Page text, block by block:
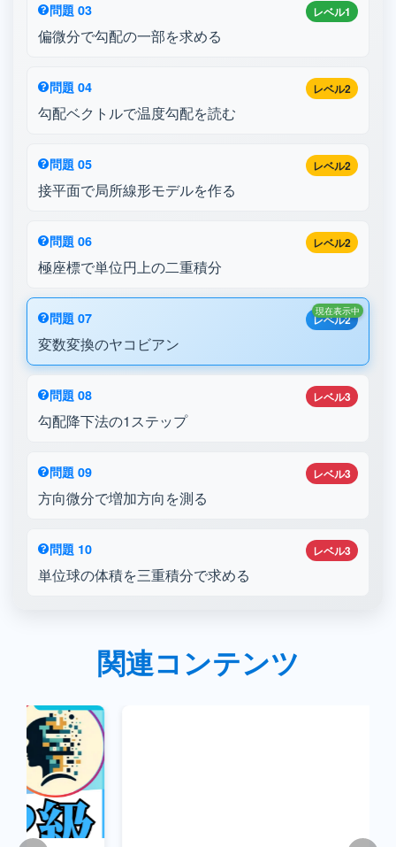
レベル1
問題 03
偏微分で勾配の一部を求める
レベル2
問題 04
勾配ベクトルで温度勾配を読む
レベル2
問題 05
接平面で局所線形モデルを作る
レベル2
問題 06
極座標で単位円上の二重積分
レベル2
問題 07
変数変換のヤコビアン
現在表示中
レベル3
問題 08
勾配降下法の1ステップ
レベル3
問題 09
方向微分で増加方向を測る
レベル3
問題 10
単位球の体積を三重積分で求める
関連コンテンツ